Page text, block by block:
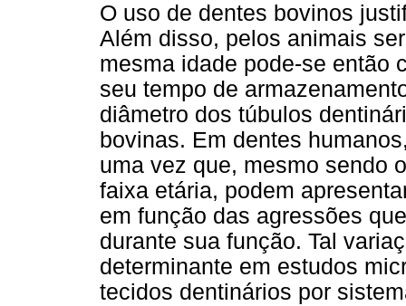
O uso de dentes bovinos
Além disso, pelos animais
mesma idade pode-se então
seu tempo de
diâmetro dos túbulos
bovinas. Em dentes
uma vez que, mesmo sendo
faixa etária, podem
em função das agressões
durante sua função. Tal
determinante em estudos
tecidos dentinários por